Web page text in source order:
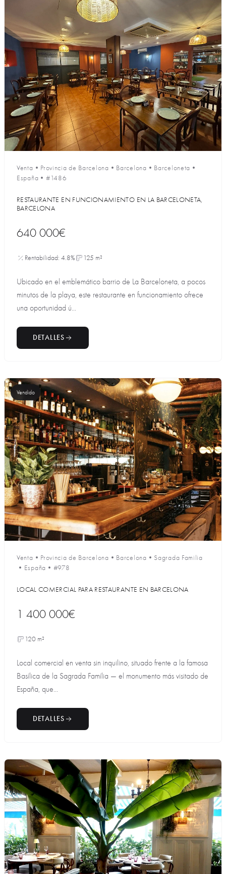
Venta • Provincia de Barcelona • Barcelona • Barceloneta •
España • #1486
RESTAURANTE EN FUNCIONAMIENTO EN LA BARCELONETA,
BARCELONA
640 000€
Rentabilidad: 4.8% 125 m²
Ubicado en el emblemático barrio de La Barceloneta, a pocos
minutos de la playa, este restaurante en funcionamiento ofrece
una oportunidad ú...
DETALLES
Vendido
Venta • Provincia de Barcelona • Barcelona • Sagrada Familia
• España • #978
LOCAL COMERCIAL PARA RESTAURANTE EN BARCELONA
1 400 000€
120 m²
Local comercial en venta sin inquilino, situado frente a la famosa
Basílica de la Sagrada Família — el monumento más visitado de
España, que...
DETALLES